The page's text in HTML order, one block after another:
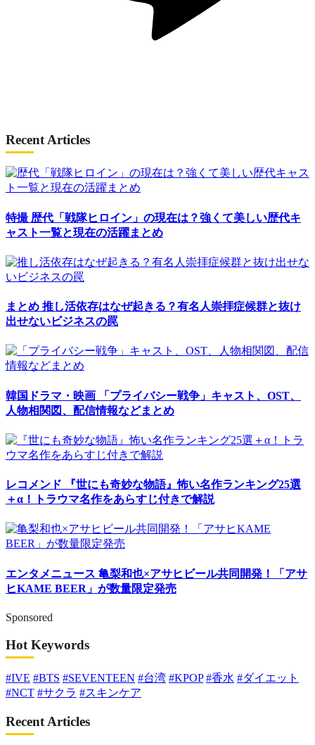
Recent Articles
特撮 歴代「戦隊ヒロイン」の現在は？強くて美しい歴代キ
ャスト一覧と現在の活躍まとめ
まとめ 推し活依存はなぜ起きる？有名人崇拝症候群と抜け
出せないビジネスの罠
韓国ドラマ・映画 「プライバシー戦争」キャスト、OST、
人物相関図、配信情報などまとめ
レコメンド 『世にも奇妙な物語』怖い名作ランキング25選
＋α！トラウマ名作をあらすじ付きで解説
エンタメニュース 亀梨和也×アサヒビール共同開発！「アサ
ヒKAME BEER」が数量限定発売
Sponsored
Hot Keywords
#IVE #BTS #SEVENTEEN #台湾 #KPOP #香水 #ダイエット
#NCT #サクラ #スキンケア
Recent Articles